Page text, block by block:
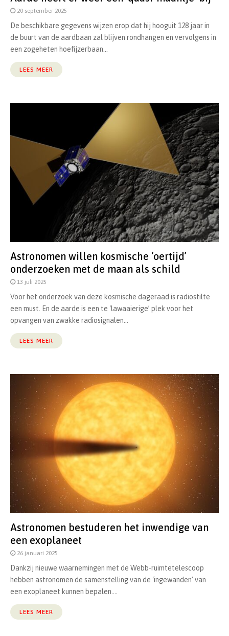
20 september 2025
De beschikbare gegevens wijzen erop dat hij hooguit 128 jaar in
de buurt van de aardbaan zal blijven rondhangen en vervolgens in
een zogeheten hoefijzerbaan...
LEES MEER
Astronomen willen kosmische ‘oertijd’
onderzoeken met de maan als schild
13 juli 2025
Voor het onderzoek van deze kosmische dageraad is radiostilte
een must. En de aarde is een te ‘lawaaierige’ plek voor het
opvangen van zwakke radiosignalen...
LEES MEER
Astronomen bestuderen het inwendige van
een exoplaneet
26 januari 2025
Dankzij nieuwe waarnemingen met de Webb-ruimtetelescoop
hebben astronomen de samenstelling van de ‘ingewanden’ van
een exoplaneet kunnen bepalen....
LEES MEER